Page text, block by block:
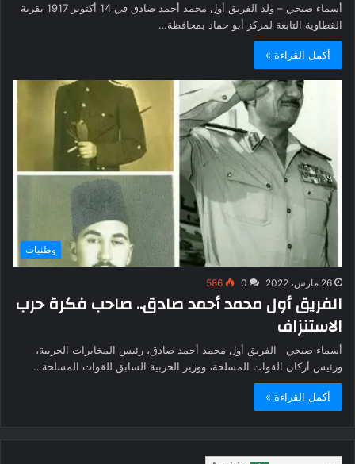
أسماء صبحي – ولد الفريق أول محمد أحمد صادق في 14 أكتوبر 1917 بقرية
القطاوية التابعة لمركز أبو حماد بمحافظة…
أكمل القراءة »
وطنيات
26 مارس، 2022 0
586
الفريق أول محمد أحمد صادق.. صاحب فكرة حرب
الاستنزاف
أسماء صبحي الفريق أول محمد أحمد صادق، رئيس المخابرات الحربية،
ورئيس أركان القوات المسلحة، ووزير الحربية السابق للقوات المسلحة…
أكمل القراءة »